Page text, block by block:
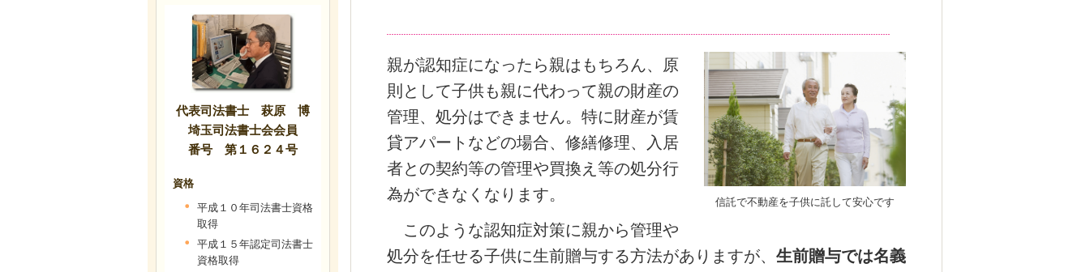
信託で不動産を子供に託して安心です
親が認知症になったら親はもちろん、原
則として子供も親に代わって親の財産の
管理、処分はできません。特に財産が賃
貸アパートなどの場合、修繕修理、入居
者との契約等の管理や買換え等の処分行
為ができなくなります。
このような認知症対策に親から管理や
処分を任せる子供に生前贈与する方法がありますが、 生前贈与では名義
代表司法書士 萩原 博
埼玉司法書士会会員
番号 第１６２４号
資格
平成１０年司法書士資格
取得
平成１５年認定司法書士
資格取得